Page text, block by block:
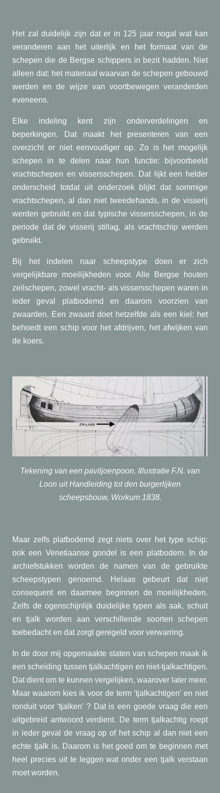
Het zal duidelijk zijn dat er in 125 jaar nogal wat kan
veranderen aan het uiterlijk en het formaat van de
schepen die de Bergse schippers in bezit hadden. Niet
alleen dat: het materiaal waarvan de schepen gebouwd
werden en de wijze van voortbewegen veranderden
eveneens.
Elke indeling kent zijn onderverdelingen en
beperkingen. Dat maakt het presenteren van een
overzicht er niet eenvoudiger op. Zo is het mogelijk
schepen in te delen naar hun functie: bijvoorbeeld
vrachtschepen en vissersschepen. Dat lijkt een helder
onderscheid totdat uit onderzoek blijkt dat sommige
vrachtschepen, al dan niet tweedehands, in de visserij
werden gebruikt en dat typische vissersschepen, in de
periode dat de visserij stillag, als vrachtschip werden
gebruikt.
Bij het indelen naar scheepstype doen er zich
vergelijkbare moeilijkheden voor. Alle Bergse houten
zeilschepen, zowel vracht- als vissersschepen waren in
ieder geval platbodemd en daarom voorzien van
zwaarden. Een zwaard doet hetzelfde als een kiel: het
behoedt een schip voor het afdrijven, het afwijken van
de koers.
Tekening van een paviljoenpoon. Illustratie F.N. van
Loon uit Handleiding tot den burgerlijken
scheepsbouw, Workum 1838.
Maar zelfs platbodemd zegt niets over het type schip:
ook een Venetiaanse gondel is een platbodem. In de
archiefstukken worden de namen van de gebruikte
scheepstypen genoemd. Helaas gebeurt dat niet
consequent en daarmee beginnen de moeilijkheden.
Zelfs de ogenschijnlijk duidelijke typen als aak, schuit
en tjalk worden aan verschillende soorten schepen
toebedacht en dat zorgt geregeld voor verwarring.
In de door mij opgemaakte staten van schepen maak ik
een scheiding tussen tjalkachtigen en niet-tjalkachtigen.
Dat dient om te kunnen vergelijken, waarover later meer.
Maar waarom kies ik voor de term ‘tjalkachtigen’ en niet
ronduit voor ‘tjalken’ ? Dat is een goede vraag die een
uitgebreid antwoord verdient. De term tjalkachtig roept
in ieder geval de vraag op of het schip al dan niet een
echte tjalk is. Daarom is het goed om te beginnen met
heel precies uit te leggen wat onder een tjalk verstaan
moet worden.